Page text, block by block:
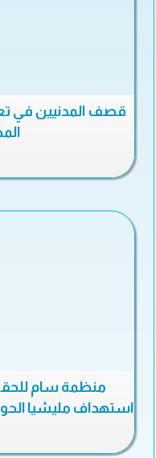
قصف المدنيين في
منظمة سام
استهداف مليشيا